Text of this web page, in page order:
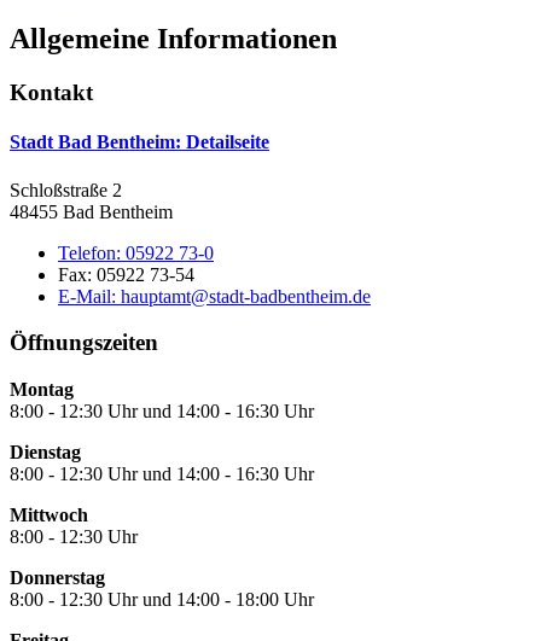
Allgemeine Informationen
Kontakt
Stadt Bad Bentheim: Detailseite
Schloßstraße 2
48455 Bad Bentheim
Telefon: 05922 73-0
Fax: 05922 73-54
E-Mail: hauptamt@stadt-badbentheim.de
Öffnungszeiten
Montag
8:00 - 12:30 Uhr und 14:00 - 16:30 Uhr
Dienstag
8:00 - 12:30 Uhr und 14:00 - 16:30 Uhr
Mittwoch
8:00 - 12:30 Uhr
Donnerstag
8:00 - 12:30 Uhr und 14:00 - 18:00 Uhr